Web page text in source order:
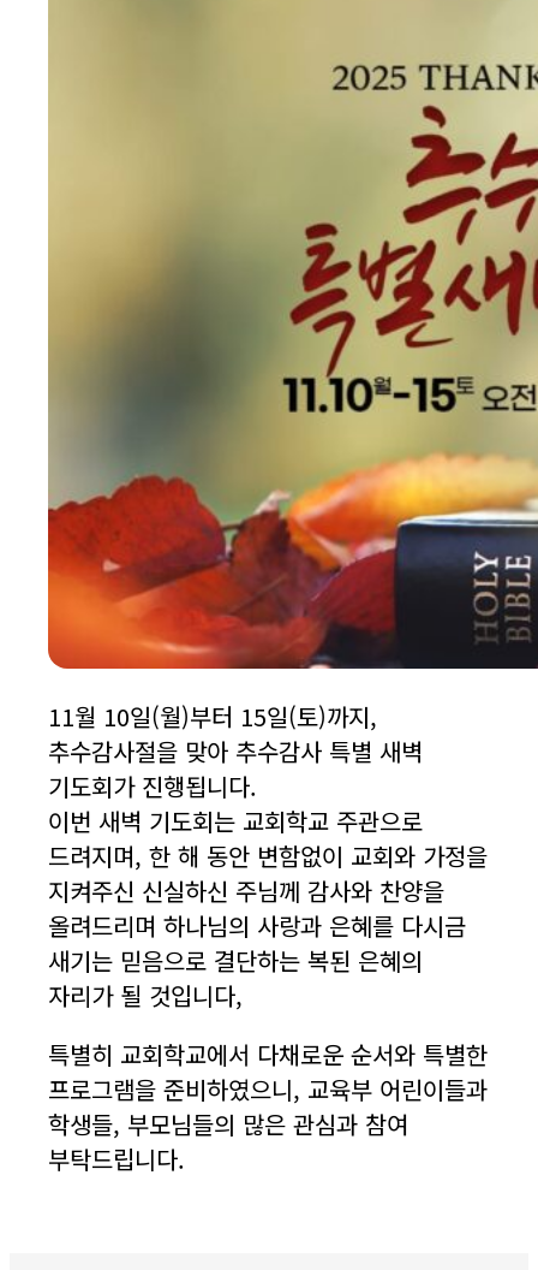
11월 10일(월)부터 15일(토)까지,
추수감사절을 맞아 추수감사 특별 새벽
기도회가 진행됩니다.
이번 새벽 기도회는 교회학교 주관으로
드려지며, 한 해 동안 변함없이 교회와 가정을
지켜주신 신실하신 주님께 감사와 찬양을
올려드리며 하나님의 사랑과 은혜를 다시금
새기는 믿음으로 결단하는 복된 은혜의
자리가 될 것입니다,
특별히 교회학교에서 다채로운 순서와 특별한
프로그램을 준비하였으니, 교육부 어린이들과
학생들, 부모님들의 많은 관심과 참여
부탁드립니다.